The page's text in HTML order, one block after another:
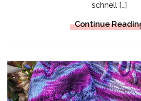
schnell […]
Continue